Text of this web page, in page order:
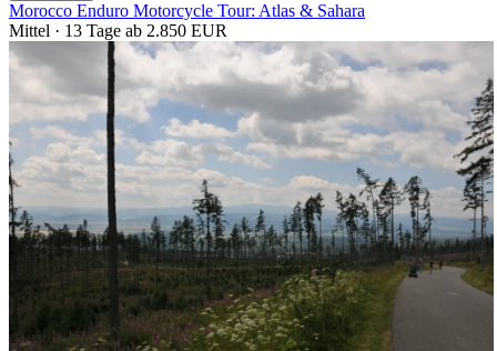
Morocco Enduro Motorcycle Tour: Atlas & Sahara
Mittel · 13 Tage ab 2.850 EUR